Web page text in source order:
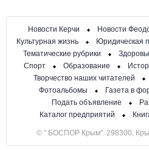
Новости Керчи Новости
Культурная жизнь
Юридическая
Тематические рубрики
Спорт
Образование
Творчество наших читателей
Фотоальбомы
Газета в
Подать объявление
Каталог предприятий
© " БОСПОР Крым". 298300,